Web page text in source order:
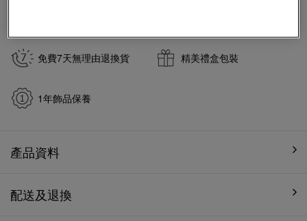
免費7天無理由退換貨 精美禮盒包裝
1年飾品保養
產品資料
配送及退換